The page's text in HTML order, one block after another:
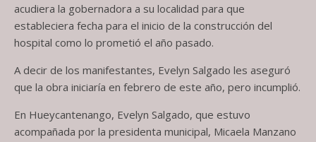
acudiera la gobernadora a su localidad para que
estableciera fecha para el inicio de la construcción del
hospital como lo prometió el año pasado.
A decir de los manifestantes, Evelyn Salgado les aseguró
que la obra iniciaría en febrero de este año, pero incumplió.
En Hueycantenango, Evelyn Salgado, que estuvo
acompañada por la presidenta municipal, Micaela Manzano